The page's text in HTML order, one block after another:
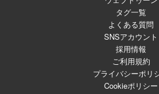
タグ一覧
よくある質問
SNSアカウント
採用情報
ご利用規約
プライバシーポリ
Cookieポリシー